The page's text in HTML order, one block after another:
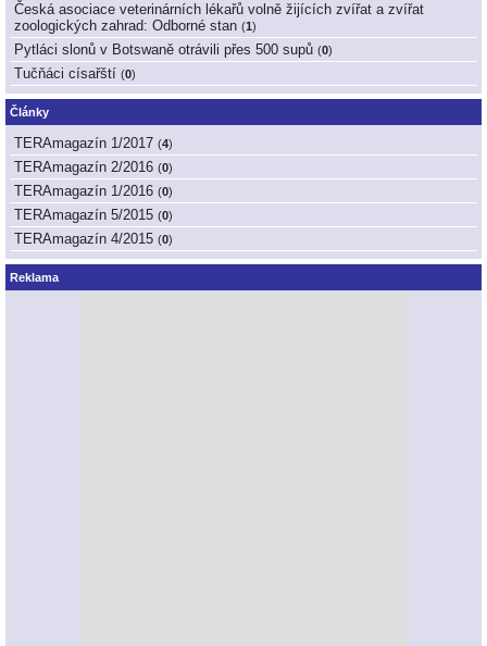
Česká asociace veterinárních lékařů volně žijících zvířat a zvířat
zoologických zahrad: Odborné stan (1)
Pytláci slonů v Botswaně otrávili přes 500 supů (0)
Tučňáci císařští (0)
Články
TERAmagazín 1/2017 (4)
TERAmagazín 2/2016 (0)
TERAmagazín 1/2016 (0)
TERAmagazín 5/2015 (0)
TERAmagazín 4/2015 (0)
Reklama